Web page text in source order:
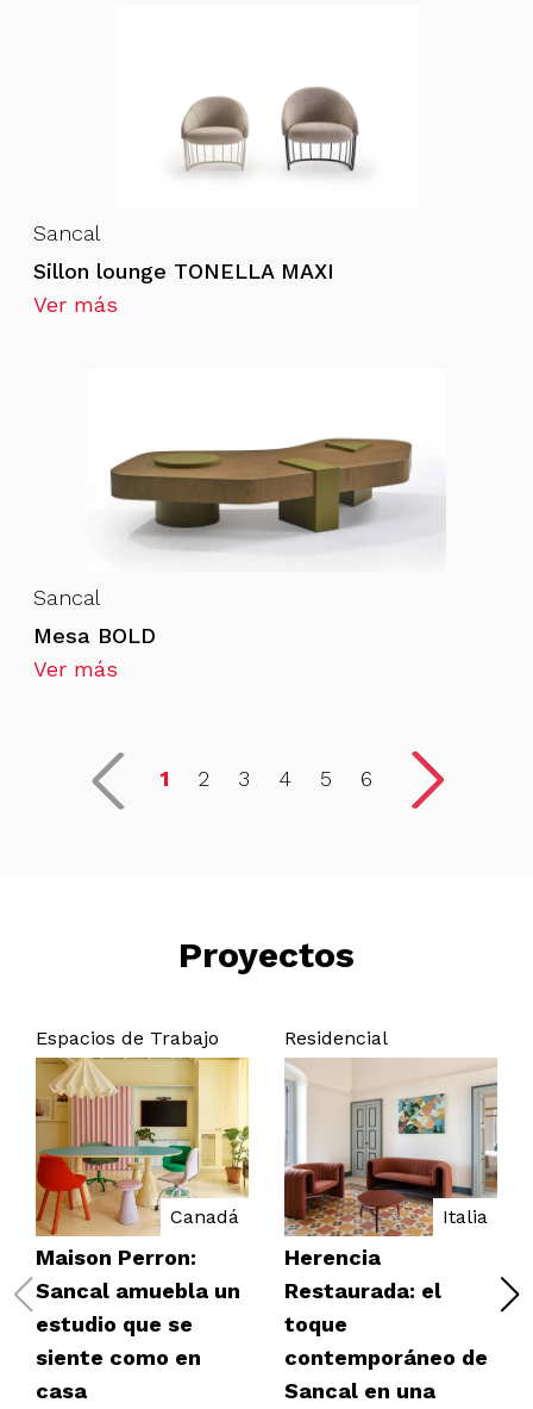
Sancal
Sillon lounge TONELLA MAXI
Ver más
Sancal
Mesa BOLD
Ver más
1 2 3 4 5 6
Proyectos
Espacios de Trabajo
Canadá
Maison Perron:
Sancal amuebla un
estudio que se
siente como en
casa
Residencial
Italia
Herencia
Restaurada: el
toque
contemporáneo de
Sancal en una